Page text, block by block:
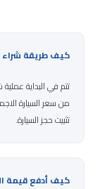
كيف طريقة شراء
تتم في البداية
من سعر السيارة
تثبيت حجز السيارة.
كيف أدفع قيمة